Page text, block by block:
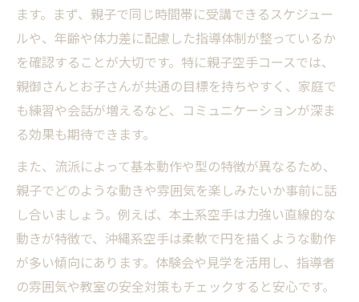
ます。まず、親子で同じ時間帯に受講できるスケジュー
ルや、年齢や体力差に配慮した指導体制が整っているか
を確認することが大切です。特に親子空手コースでは、
親御さんとお子さんが共通の目標を持ちやすく、家庭で
も練習や会話が増えるなど、コミュニケーションが深ま
る効果も期待できます。
また、流派によって基本動作や型の特徴が異なるため、
親子でどのような動きや雰囲気を楽しみたいか事前に話
し合いましょう。例えば、本土系空手は力強い直線的な
動きが特徴で、沖縄系空手は柔軟で円を描くような動作
が多い傾向にあります。体験会や見学を活用し、指導者
の雰囲気や教室の安全対策もチェックすると安心です。